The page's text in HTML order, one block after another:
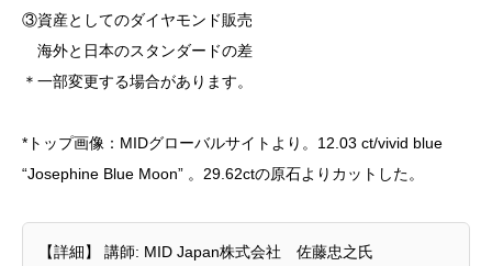
③資産としてのダイヤモンド販売
海外と日本のスタンダードの差
＊一部変更する場合があります。
*トップ画像：MIDグローバルサイトより。12.03 ct/vivid blue
“Josephine Blue Moon” 。29.62ctの原石よりカットした。
【詳細】 講師: MID Japan株式会社 佐藤忠之氏